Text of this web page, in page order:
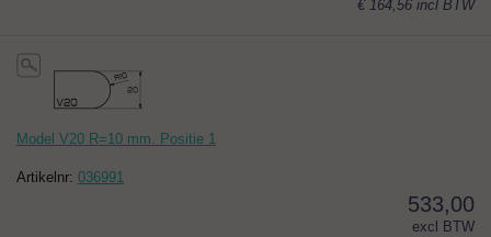
€ 164,56 incl BTW
Model V20 R=10 mm. Positie 1
Artikelnr: 036991
533,00
excl BTW